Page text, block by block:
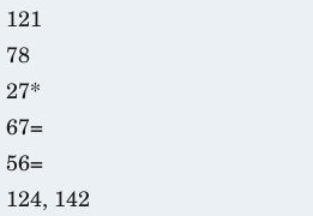
121
78
27*
67=
56=
124, 142